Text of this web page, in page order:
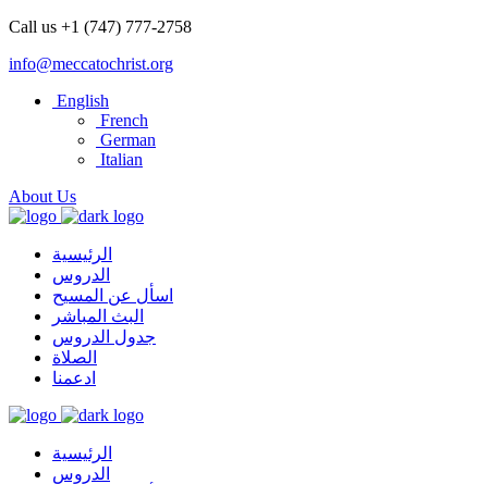
Call us +1 (747) 777-2758
info@meccatochrist.org
English
French
German
Italian
About Us
الرئيسية
الدروس
اسأل عن المسيح
البث المباشر
جدول الدروس
الصلاة
ادعمنا
الرئيسية
الدروس